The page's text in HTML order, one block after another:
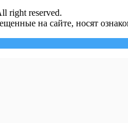
right reserved.
на сайте, носят